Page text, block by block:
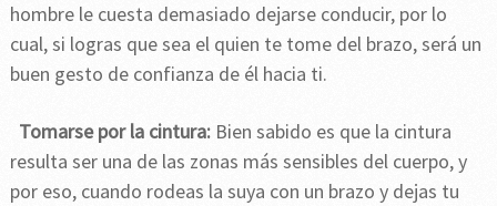
hombre le cuesta demasiado dejarse conducir, por lo
cual, si logras que sea el quien te tome del brazo, será un
buen gesto de confianza de él hacia ti.
Tomarse por la cintura:Bien sabido es que la cintura
resulta ser una de las zonas más sensibles del cuerpo, y
por eso, cuando rodeas la suya con un brazo y dejas tu